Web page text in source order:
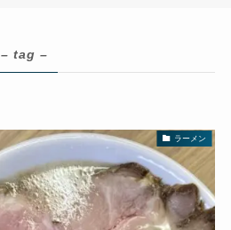
– tag –
ラーメン